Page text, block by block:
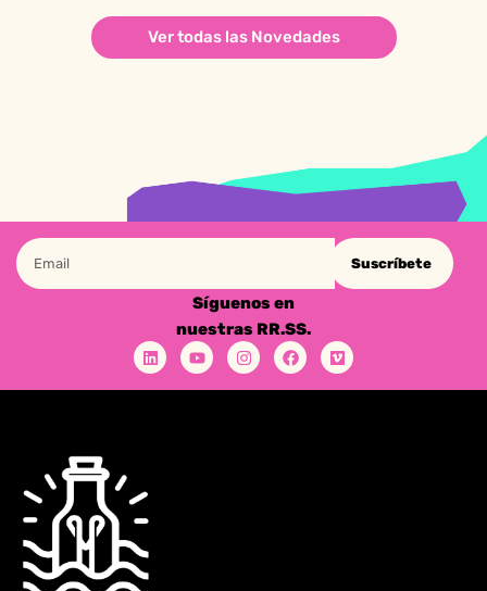
Ver todas las Novedades
Suscríbete
Síguenos en
nuestras RR.SS.